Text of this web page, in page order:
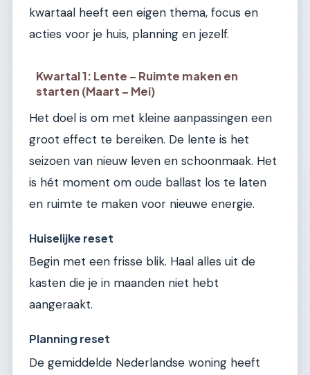
kwartaal heeft een eigen thema, focus en
acties voor je huis, planning en jezelf.
Kwartal 1: Lente – Ruimte maken en
starten (Maart – Mei)
Het doel is om met kleine aanpassingen een
groot effect te bereiken. De lente is het
seizoen van nieuw leven en schoonmaak. Het
is hét moment om oude ballast los te laten
en ruimte te maken voor nieuwe energie.
Huiselijke reset
Begin met een frisse blik. Haal alles uit de
kasten die je in maanden niet hebt
aangeraakt.
Planning reset
De gemiddelde Nederlandse woning heeft